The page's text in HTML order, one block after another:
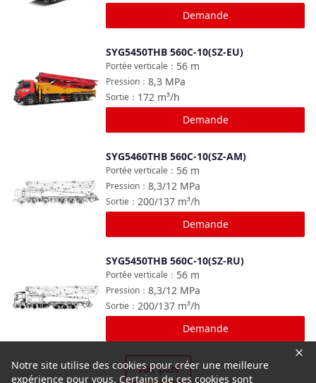
Demande
SYG5450THB 560C-10(SZ-EU)
56 m
Portée verticale ：
8,3 MPa
Pression ：
172 m³/h
Sortie ：
Demande
SYG5460THB 560C-10(SZ-AM)
56 m
Portée verticale ：
8,3/12 MPa
Pression ：
200/137 m³/h
Sortie ：
Demande
SYG5450THB 560C-10(SZ-RU)
56 m
Portée verticale ：
8,3/12 MPa
Pression ：
200/137 m³/h
Sortie ：
Demande
Voir plus
Notre site utilise des cookies pour créer une meilleure
expérience pour vous. Certains de ces cookies sont